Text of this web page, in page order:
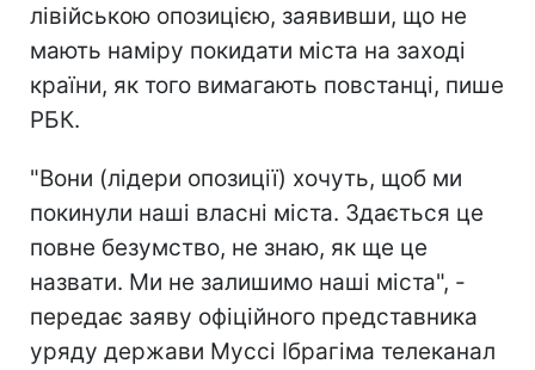
лівійською опозицією, заявивши, що не
мають наміру покидати міста на заході
країни, як того вимагають повстанці, пише
РБК.
"Вони (лідери опозиції) хочуть, щоб ми
покинули наші власні міста. Здається це
повне безумство, не знаю, як ще це
назвати. Ми не залишимо наші міста", -
передає заяву офіційного представника
уряду держави Муссі Ібрагіма телеканал